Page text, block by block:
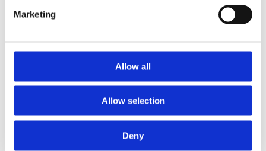
Marketing
Allow all
Allow selection
Deny
Massagem Relaxante
Spa de Cerveja VIP
Privado com
Massagem
97,00€